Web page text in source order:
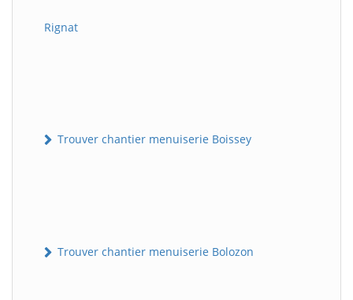
Rignat
Trouver chantier menuiserie Boissey
Trouver chantier menuiserie Bolozon